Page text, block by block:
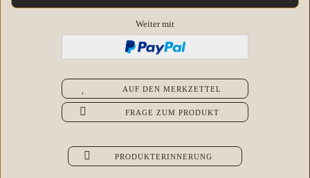
Weiter mit
AUF DEN MERKZETTEL
FRAGE ZUM PRODUKT
PRODUKTERINNERUNG